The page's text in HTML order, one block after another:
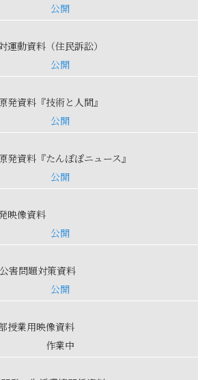
公開
運動資料（住民訴訟）
公開
発資料『技術と人間』
公開
発資料『たんぽぽニュース』
公開
映像資料
公開
害問題対策資料
公開
授業用映像資料
作業中